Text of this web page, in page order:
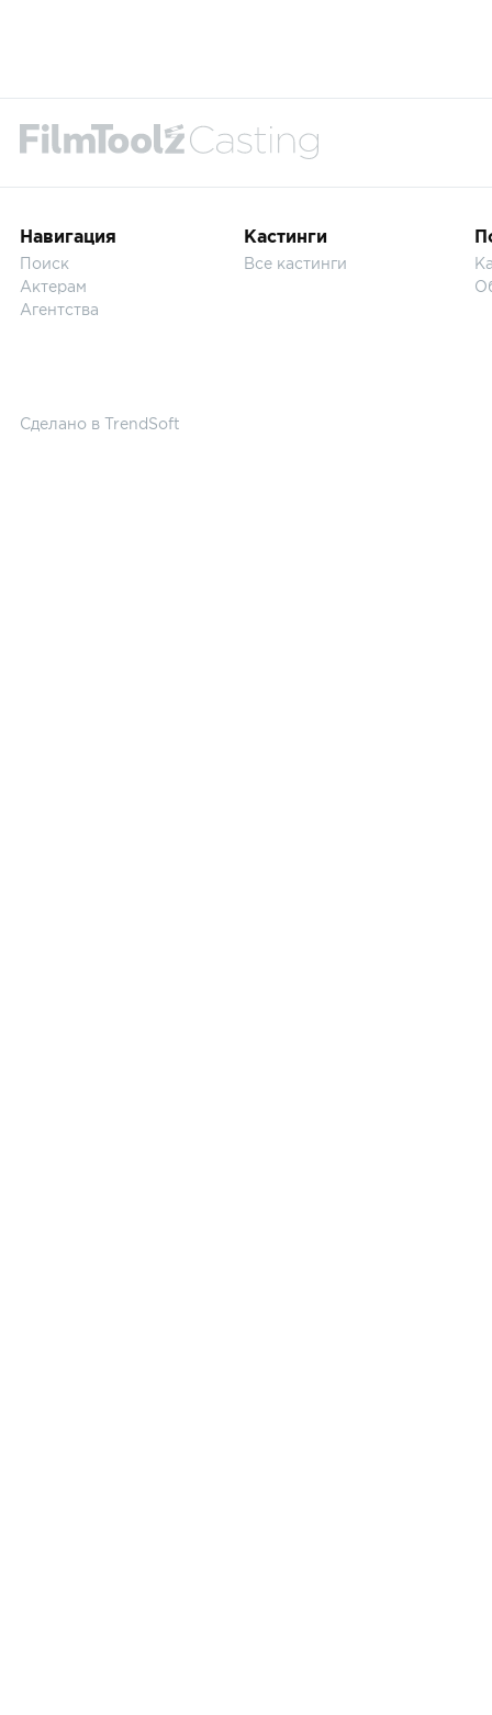
Навигация
Поиск
Актерам
Агентства
Кастинги
Все кастинги
Сделано в TrendSoft